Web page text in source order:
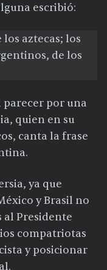
escribió:
aztecas; los
de los
por una
quien en su
canta la frase
ya que
y Brasil no
Presidente
compatriotas
y posicionar